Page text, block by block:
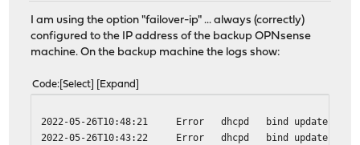
I am using the option "failover-ip" ... always (correctly)
configured to the IP address of the backup OPNsense
machine. On the backup machine the logs show:
Code Select Expand
2022-05-26T10:48:21 Error dhcpd
bind update on
2022-05-26T10:43:22
Error dhcpd
bind update on